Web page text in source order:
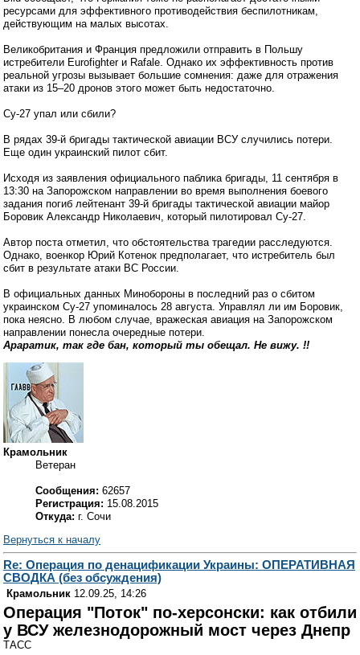
ресурсами для эффективного противодействия беспилотникам,
действующим на малых высотах.
Великобритания и Франция предложили отправить в Польшу
истребители Eurofighter и Rafale. Однако их эффективность против
реальной угрозы вызывает большие сомнения: даже для отражения
атаки из 15–20 дронов этого может быть недостаточно.
Су-27 упал или сбили?
В рядах 39-й бригады тактической авиации ВСУ случились потери.
Еще один украинский пилот сбит.
Исходя из заявления официального паблика бригады, 11 сентября в
13:30 на Запорожском направлении во время выполнения боевого
задания погиб лейтенант 39-й бригады тактической авиации майор
Боровик Александр Николаевич, который пилотировал Су-27.
Автор поста отметил, что обстоятельства трагедии расследуются.
Однако, военкор Юрий Котенок предполагает, что истребитель был
сбит в результате атаки ВС России.
В официальных данных Минобороны в последний раз о сбитом
украинском Су-27 упоминалось 28 августа. Управлял ли им Боровик,
пока неясно. В любом случае, вражеская авиация на Запорожском
направлении понесла очередные потери.
Араратик, так где бан, который ты обещал. Не вижу. !!
Крамольник
Ветеран
Сообщения: 62657
Регистрация: 15.08.2015
Откуда: г. Сочи
Вернуться к началу
Re: Операция по денацификации Украины: ОПЕРАТИВНАЯ
СВОДКА (без обсуждения)
Крамольник 12.09.25, 14:26
Операция "Поток" по-херсонски: как отбили
у ВСУ железнодорожный мост через Днепр
ТАСС